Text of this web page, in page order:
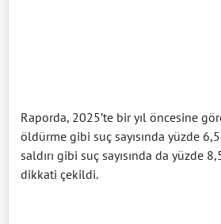
Raporda, 2025’te bir yıl öncesine
öldürme gibi suç sayısında yüzde
saldırı gibi suç sayısında da yüzde
dikkati çekildi.